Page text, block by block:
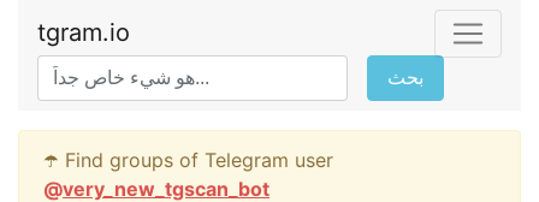
tgram.io
بحث
☂️ Find groups of Telegram user
@very_new_tgscan_bot